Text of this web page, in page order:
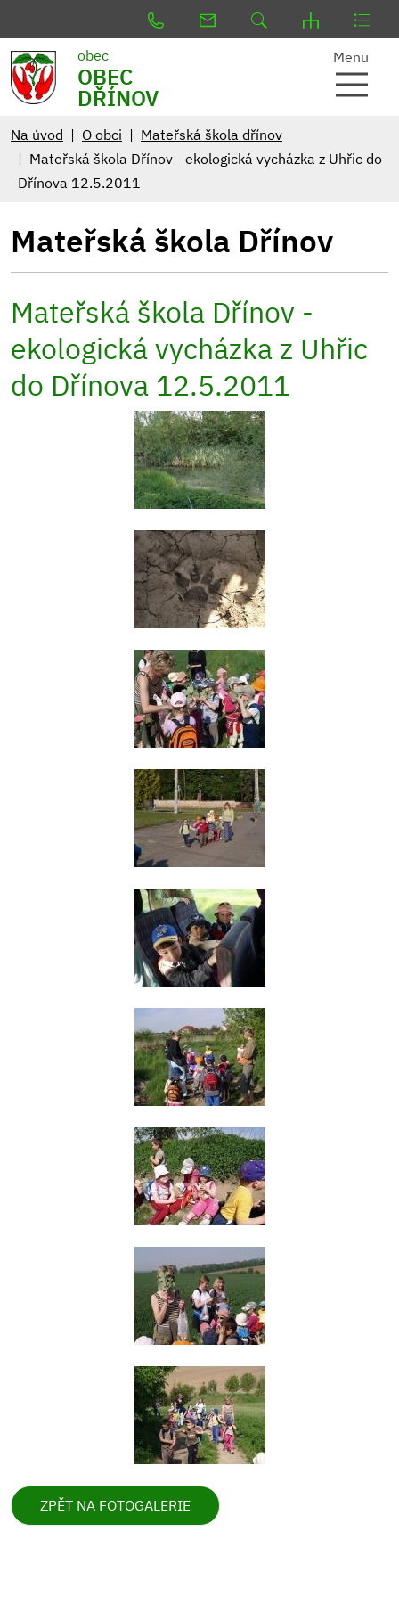
obec
OBEC
DŘÍNOV
Menu
Na úvod O obci
Mateřská škola dřínov
Mateřská škola Dřínov - ekologická vycházka z Uhřic do
Dřínova 12.5.2011
Mateřská škola Dřínov
Mateřská škola Dřínov -
ekologická vycházka z Uhřic
do Dřínova 12.5.2011
ZPĚT NA FOTOGALERIE